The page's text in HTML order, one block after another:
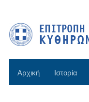
Αρχική Ιστορία